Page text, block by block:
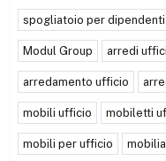
spogliatoio per dipendenti
Modul Group arredi uffici
arredamento ufficio
mobili ufficio mobiletti
mobili per ufficio